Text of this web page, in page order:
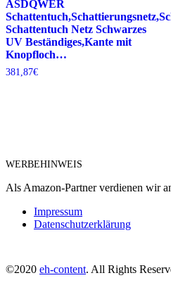
ASDQWER
Schattentuch Netz Schwarzes
UV Beständiges,Kante mit
Knopfloch…
381,87€
WERBEHINWEIS
Als Amazon-Partner verdienen wir
Impressum
Datenschutzerklärung
©2020 eh-content. All Rights